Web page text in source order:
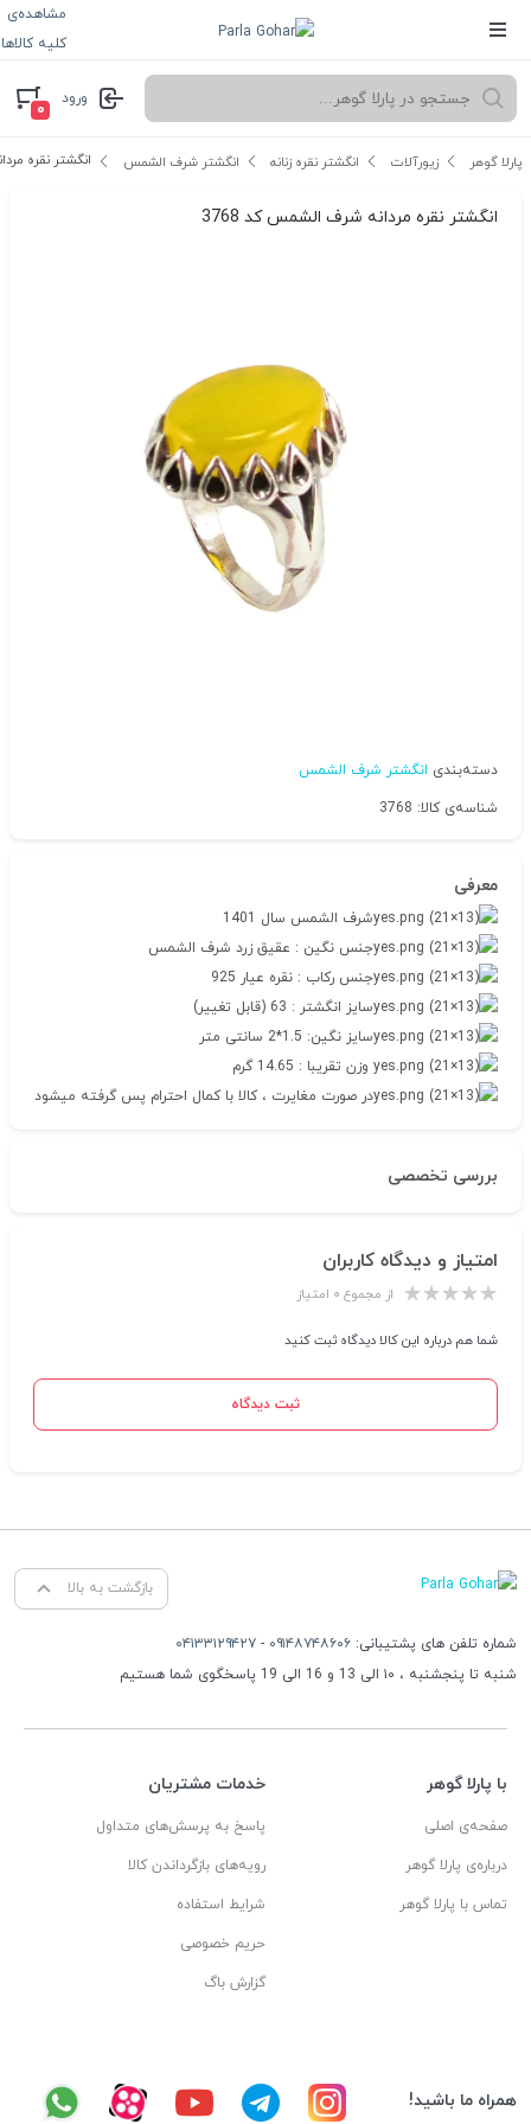
مشاهده‌ی
کلیه کالاها
ورود
۰
پارلا گوهر زیورآلات انگشتر نقره زنانه انگشتر شرف الشمس انگشتر نقره
انگشتر نقره مردانه شرف الشمس کد 3768
دسته‌بندی انگشتر شرف الشمس
شناسه‌ی کالا: 3768
معرفی
شرف الشمس سال 1401
جنس نگین : عقیق زرد شرف الشمس
جنس رکاب : نقره عیار 925
سایز انگشتر : 63 (قابل تغییر)
سایز نگین: 1.5*2 سانتی متر
وزن تقریبا : 14.65 گرم
در صورت مغایرت ، کالا با کمال احترام پس گرفته میشود
بررسی تخصصی
امتیاز و دیدگاه کاربران
از مجموع ۰ امتیاز
شما هم درباره این کالا دیدگاه ثبت کنید
ثبت دیدگاه
بازگشت به بالا
شماره تلفن های پشتیبانی: ۰۹۱۴۸۷۴۸۶۰۶ - ۰۴۱۳۳۱۲۹۴۲۷
شنبه تا پنجشنبه ، ۱۰ الی 13 و 16 الی 19 پاسخگوی شما هستیم
با پارلا گوهر
صفحه‌ی اصلی
درباره‌ی پارلا گوهر
تماس با پارلا گوهر
خدمات مشتریان
پاسخ به پرسش‌های متداول
رویه‌های بازگرداندن کالا
شرایط استفاده
حریم خصوصی
گزارش باگ
همراه ما باشید!